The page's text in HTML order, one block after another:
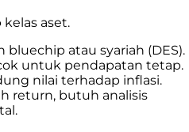
aset.
atau syariah (DES).
untuk pendapatan tetap.
nilai terhadap inflasi.
return, butuh analisis